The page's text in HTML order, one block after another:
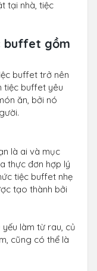
tại nhà, tiệc
buffet gồm
buffet trở nên
tiệc buffet yêu
ăn, bởi nó
là ai và mục
thực đơn hợp lý
tiệc buffet nhẹ
tạo thành bởi
yếu làm từ rau, củ
cũng có thể là